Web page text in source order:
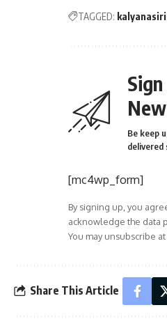
TAGGED:
Be keep
delivered
[mc4wp_form]
By signing up, you
acknowledge the data
You may unsubscribe
Share This Article